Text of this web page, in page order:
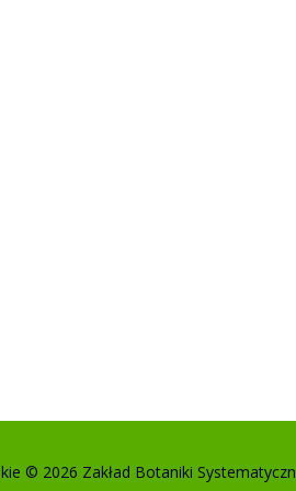
© 2026 Zakład Botaniki